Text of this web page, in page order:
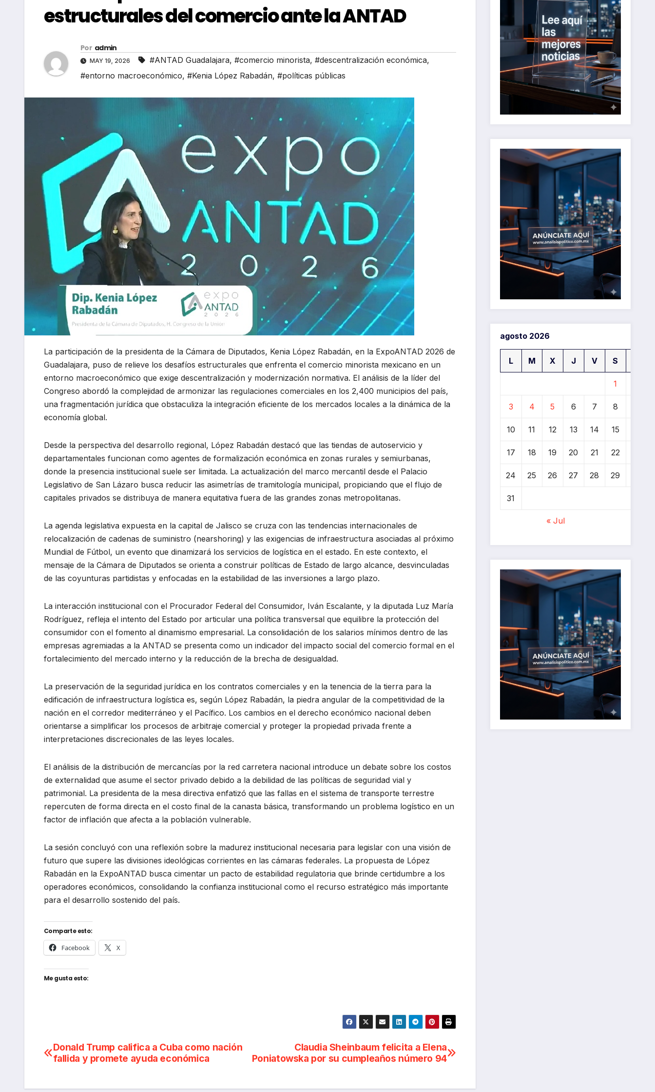
estructurales del comercio ante la ANTAD
Por admin
MAY 19, 2026 #ANTAD Guadalajara, #comercio minorista, #descentralización económica,
#entorno macroeconómico, #Kenia López Rabadán, #políticas públicas
La participación de la presidenta de la Cámara de Diputados, Kenia López Rabadán, en la ExpoANTAD 2026 de
Guadalajara, puso de relieve los desafíos estructurales que enfrenta el comercio minorista mexicano en un
entorno macroeconómico que exige descentralización y modernización normativa. El análisis de la líder del
Congreso abordó la complejidad de armonizar las regulaciones comerciales en los 2,400 municipios del país,
una fragmentación jurídica que obstaculiza la integración eficiente de los mercados locales a la dinámica de la
economía global.
Desde la perspectiva del desarrollo regional, López Rabadán destacó que las tiendas de autoservicio y
departamentales funcionan como agentes de formalización económica en zonas rurales y semiurbanas,
donde la presencia institucional suele ser limitada. La actualización del marco mercantil desde el Palacio
Legislativo de San Lázaro busca reducir las asimetrías de tramitología municipal, propiciando que el flujo de
capitales privados se distribuya de manera equitativa fuera de las grandes zonas metropolitanas.
La agenda legislativa expuesta en la capital de Jalisco se cruza con las tendencias internacionales de
relocalización de cadenas de suministro (nearshoring) y las exigencias de infraestructura asociadas al próximo
Mundial de Fútbol, un evento que dinamizará los servicios de logística en el estado. En este contexto, el
mensaje de la Cámara de Diputados se orienta a construir políticas de Estado de largo alcance, desvinculadas
de las coyunturas partidistas y enfocadas en la estabilidad de las inversiones a largo plazo.
La interacción institucional con el Procurador Federal del Consumidor, Iván Escalante, y la diputada Luz María
Rodríguez, refleja el intento del Estado por articular una política transversal que equilibre la protección del
consumidor con el fomento al dinamismo empresarial. La consolidación de los salarios mínimos dentro de las
empresas agremiadas a la ANTAD se presenta como un indicador del impacto social del comercio formal en el
fortalecimiento del mercado interno y la reducción de la brecha de desigualdad.
La preservación de la seguridad jurídica en los contratos comerciales y en la tenencia de la tierra para la
edificación de infraestructura logística es, según López Rabadán, la piedra angular de la competitividad de la
nación en el corredor mediterráneo y el Pacífico. Los cambios en el derecho económico nacional deben
orientarse a simplificar los procesos de arbitraje comercial y proteger la propiedad privada frente a
interpretaciones discrecionales de las leyes locales.
El análisis de la distribución de mercancías por la red carretera nacional introduce un debate sobre los costos
de externalidad que asume el sector privado debido a la debilidad de las políticas de seguridad vial y
patrimonial. La presidenta de la mesa directiva enfatizó que las fallas en el sistema de transporte terrestre
repercuten de forma directa en el costo final de la canasta básica, transformando un problema logístico en un
factor de inflación que afecta a la población vulnerable.
La sesión concluyó con una reflexión sobre la madurez institucional necesaria para legislar con una visión de
futuro que supere las divisiones ideológicas corrientes en las cámaras federales. La propuesta de López
Rabadán en la ExpoANTAD busca cimentar un pacto de estabilidad regulatoria que brinde certidumbre a los
operadores económicos, consolidando la confianza institucional como el recurso estratégico más importante
para el desarrollo sostenido del país.
Comparte esto:
Facebook X
Me gusta esto:
Navegación
Claudia Sheinbaum felicita a Elena
Poniatowska por su cumpleaños número 94
Donald Trump califica a Cuba como nación
fallida y promete ayuda económica
agosto 2026
L M X J V S
1
3 4 5 6 7 8
10 11 12 13 14 15
17 18 19 20 21 22
24 25 26 27 28 29
31
« Jul